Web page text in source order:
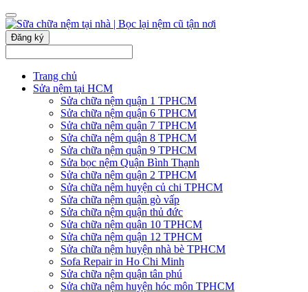
Đăng ký
Trang chủ
Sửa nệm tại HCM
Sửa chữa nệm quận 1 TPHCM
Sửa chữa nệm quận 6 TPHCM
Sửa chữa nệm quận 7 TPHCM
Sửa chữa nệm quận 8 TPHCM
Sửa chữa nệm quận 9 TPHCM
Sửa bọc nệm Quận Bình Thạnh
Sửa chữa nệm quận 2 TPHCM
Sửa chữa nệm huyện củ chi TPHCM
Sửa chữa nệm quận gò vấp
Sửa chữa nệm quận thủ đức
Sửa chữa nệm quận 10 TPHCM
Sửa chữa nệm quận 12 TPHCM
Sửa chữa nệm huyện nhà bè TPHCM
Sofa Repair in Ho Chi Minh
Sửa chữa nệm quận tân phú
Sửa chữa nệm huyện hóc môn TPHCM